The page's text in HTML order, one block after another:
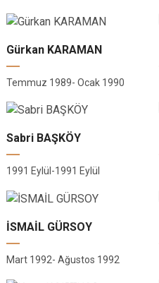
Gürkan KARAMAN
Temmuz 1989- Ocak 1990
Sabri BAŞKÖY
1991 Eylül-1991 Eylül
İSMAİL GÜRSOY
Mart 1992- Ağustos 1992